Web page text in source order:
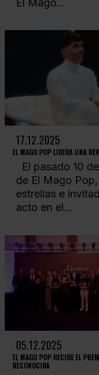
17.12.2025
EL MAGO POP LIDERA UNA
El pasado 10
de El Mago
estrellas e
acto en el...
05.12.2025
EL MAGO POP RECIBE EL
RECONOCIDA